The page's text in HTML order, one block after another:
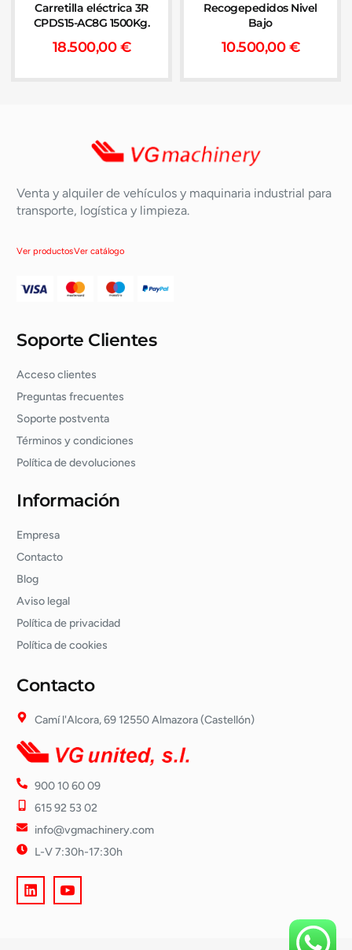
Carretilla eléctrica 3R
CPDS15-AC8G 1500Kg.
18.500,00€
Recogepedidos Nivel
Bajo
10.500,00€
Venta y alquiler de vehículos y maquinaria industrial para
transporte, logística y limpieza.
Ver productosVer catálogo
Soporte Clientes
Acceso clientes
Preguntas frecuentes
Soporte postventa
Términos y condiciones
Política de devoluciones
Información
Empresa
Contacto
Blog
Aviso legal
Política de privacidad
Política de cookies
Contacto
Camí l'Alcora, 69 12550 Almazora (Castellón)
900 10 60 09
615 92 53 02
info@vgmachinery.com
L-V 7:30h-17:30h